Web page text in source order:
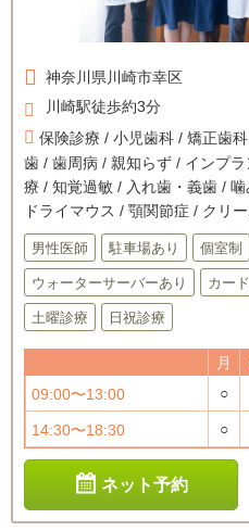
神奈川県川崎市幸区
川崎駅徒歩約3分
保険診療 / 小児歯科 / 矯正歯
歯 / 歯周病 / 親知らず / インプ
療 / 知覚過敏 / 入れ歯・義歯 /
ドライマウス / 顎関節症 / クリ
男性医師 駐車場あり 個室制
ウォーターサーバーあり カー
土曜診療 日祝診療
月
09:00〜13:00
○
14:30〜18:30 ○
ネット予約